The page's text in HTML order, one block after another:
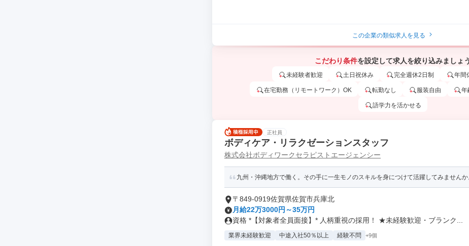
この企業の類似求人を見る
こだわり条件を設定して求人を絞り込みましょう
未経験者歓迎 土日祝休み 完全週休2日制 年間
在宅勤務（リモートワーク）OK 転勤なし 服装自由 年
語学力を活かせる
正社員
ボディケア・リラクゼーションスタッフ
株式会社ボディワークセラピストエージェンシー
九州・沖縄地方で働く。その手に一生モノのスキルを身につけて活躍してみませんか
〒849-0919佐賀県佐賀市兵庫北
月給22万3000円～35万円
資格 *【対象者全員面接】* 人柄重視の採用！ ★未経験歓迎・ブランク...
業界未経験歓迎 中途入社50％以上 経験不問 +9個